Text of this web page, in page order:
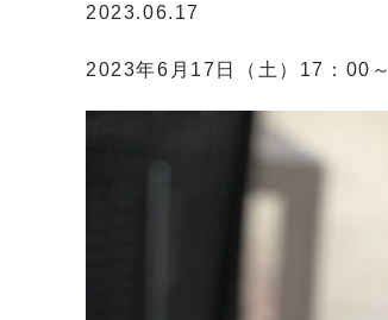
2023.06.17
2023年6月17日（土）17：00～